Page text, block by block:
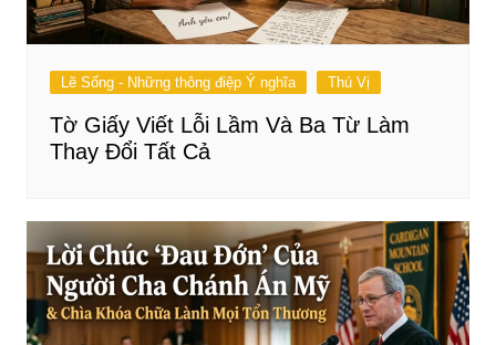
Lẽ Sống - Những thông điệp Ý nghĩa Thú Vị
Tờ Giấy Viết Lỗi Lầm Và Ba Từ Làm
Thay Đổi Tất Cả